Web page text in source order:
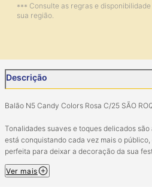
*** Consulte as regras e
sua região.
Descrição
Balão N5 Candy Colors Rosa C/25 SÃO
Tonalidades suaves e toques delicados
está conquistando cada vez mais o
perfeita para deixar a decoração da sua
Color possui uma paleta de cores bem
sutileza única. As cores oferecem os tons
Ver mais